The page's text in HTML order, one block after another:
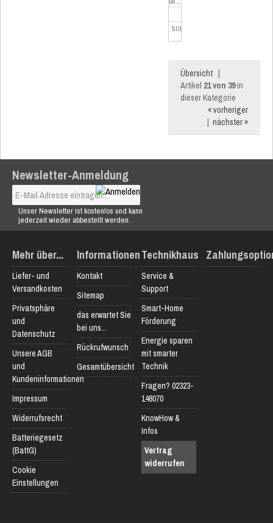
SUM-4112
Übersicht |
Artikel 21 von 39in
dieser Kategorie
« vorheriger
| nächster »
Newsletter-Anmeldung
Unser Newsletter ist kostenlos und kann
jederzeit wieder abbestellt werden.
Mehr über...
Liefer- und
Versandkosten
Privatsphäre
und
Datenschutz
Unsere AGB
und
Kundeninformationen
Impressum
Widerrufsrecht
Batteriegesetz
(BattG)
Cookie
Einstellungen
Informationen
Kontakt
Sitemap
das erwartet Sie
bei uns...
Rückrufwunsch
Gesamtübersicht
Technikhaus
Service &
Support
Smart-Home
Förderung
Energie sparen
mit smarter
Technik
Fragen? 02323-
148070
KnowHow &
Infos
Vertrag
widerrufen